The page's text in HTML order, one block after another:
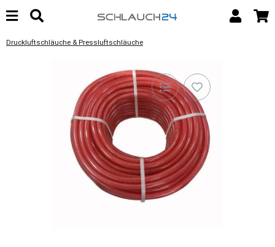
Druckluftschläuche & Pressluftschläuche